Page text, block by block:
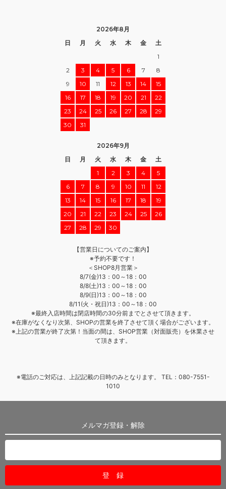
2026年8月
日
月 火 水 木 金
土
1
2
3 4 5 6 7
8
9
10 11 12 13 14
15
16
17 18 19 20 21
22
23
24 25 26 27 28
29
30
31
2026年9月
日
月 火 水 木 金
土
1
2 3 4
5
6
7 8 9 10 11
12
13
14 15 16 17 18
19
20
21 22 23 24 25
26
27
28 29 30
【営業日についてのご案内】
※予約不要です！
＜SHOP8月営業＞
8/7(金)13：00～18：00
8/8(土)13：00～18：00
8/9(日)13：00～18：00
8/11(火・祝日)13：00～18：00
※最終入店時間は閉店時間の30分前までとさせて頂きます。
※在庫がなくなり次第、SHOPの営業を終了させて頂く場合がございます。
※上記の営業が終了次第！当面の間は、SHOP営業（対面販売）を休業させ
て頂きます。
※電話のご対応は、上記記載の日時のみとなります。 TEL：080-7551-
1010
メルマガ登録・解除